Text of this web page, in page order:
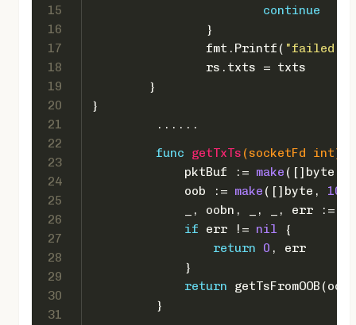
15
16
17
18
19
20
21
22
23
24
25
26
27
28
29
30
31
continue
		}
		fmt.Printf(
"failed to
		rs.txts = txts
	}
}
         ......
func
getTxTs (socketFd int)
             pktBuf :=
make ([] byte
             oob :=
make ([] byte , 1024
_, oobn, _, _, err :=
if err != nil {
return
0 , err
             }
return
         }